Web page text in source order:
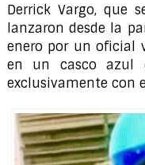
Derrick Vargo, que
lanzaron desde la
enero por un oficial
en un casco azul
exclusivamente con